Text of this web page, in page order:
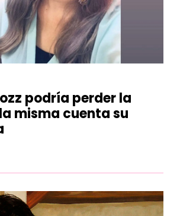
podría perder la
misma cuenta su